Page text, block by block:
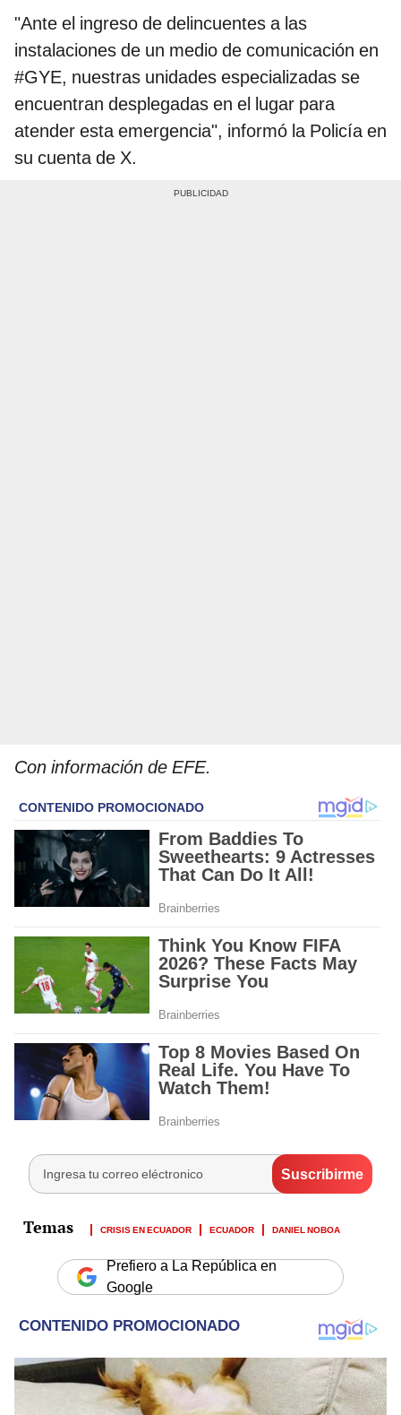
"Ante el ingreso de delincuentes a las
instalaciones de un medio de comunicación en
#GYE, nuestras unidades especializadas se
encuentran desplegadas en el lugar para
atender esta emergencia", informó la Policía en
su cuenta de X.
Con información de EFE.
CRISIS EN ECUADOR ECUADOR DANIEL NOBOA
Prefiero a La República en
Google